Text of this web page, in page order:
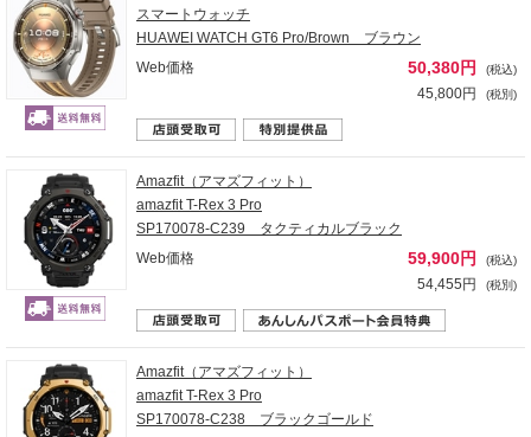
スマートウォッチ
HUAWEI WATCH GT6 Pro/Brown ブラウン
Web価格
50,380円 (税込)
45,800円 (税別)
Amazfit（アマズフィット）
amazfit T-Rex 3 Pro
SP170078-C239 タクティカルブラック
Web価格
59,900円 (税込)
54,455円 (税別)
Amazfit（アマズフィット）
amazfit T-Rex 3 Pro
SP170078-C238 ブラックゴールド